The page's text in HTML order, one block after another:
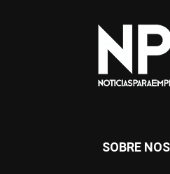
SOBRE